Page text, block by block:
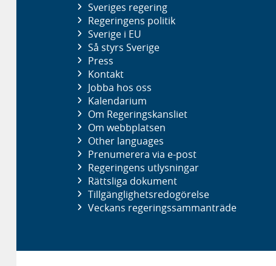
Sveriges regering
Regeringens politik
Sverige i EU
Så styrs Sverige
Press
Kontakt
Jobba hos oss
Kalendarium
Om Regeringskansliet
Om webbplatsen
Other languages
Prenumerera via e-post
Regeringens utlysningar
Rättsliga dokument
Tillgänglighetsredogörelse
Veckans regeringssammanträde